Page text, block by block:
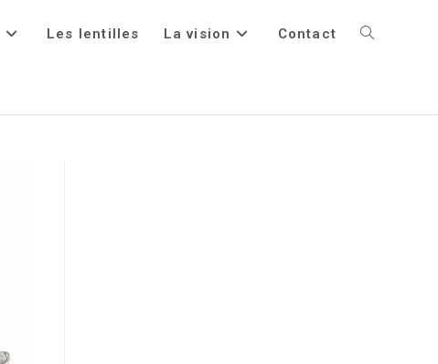
Les lentilles La vision Contact